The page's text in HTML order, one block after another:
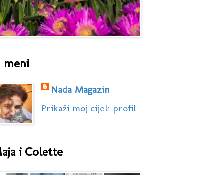
meni
Nada Magazin
Prikaži moj cijeli profil
i Colette